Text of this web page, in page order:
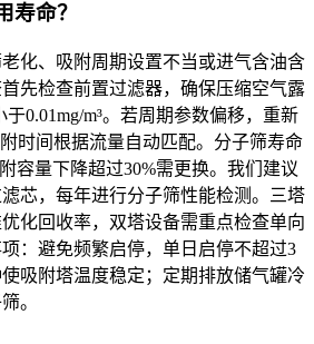
寿命？
化、吸附周期设置不当或进气含油含
先检查前置过滤器，确保压缩空气露
0.01mg/m³。若周期参数偏移，重新
时间根据流量自动匹配。分子筛寿命
容量下降超过30%需更换。我们建议
芯，每年进行分子筛性能检测。三塔
化回收率，双塔设备需重点检查单向
：避免频繁启停，单日启停不超过3
吸附塔温度稳定；定期排放储气罐冷
。